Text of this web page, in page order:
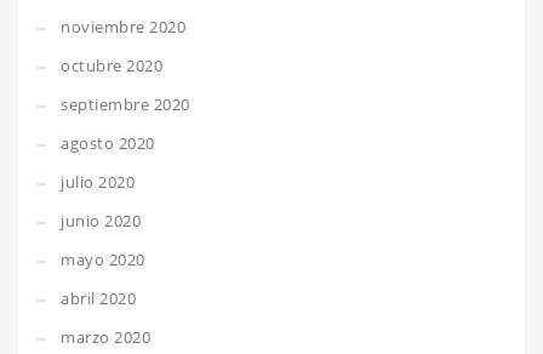
noviembre 2020
octubre 2020
septiembre 2020
agosto 2020
julio 2020
junio 2020
mayo 2020
abril 2020
marzo 2020